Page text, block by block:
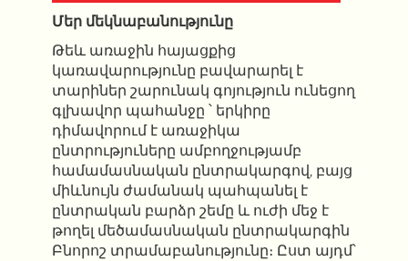
Մեր մեկնաբանությունը
Թեև առաջին հայացքից
կառավարությունը բավարարել է
տարիներ շարունակ գոյություն ունեցող
գլխավոր պահանջը ՝ երկիրը
դիմավորում է առաջիկա
ընտրություները ամբողջությամբ
համամասնական ընտրակարգով, բայց
միևնույն ժամանակ պահպանել է
ընտրական բարձր շեմը և ուժի մեջ է
թողել մեծամասնական ընտրակարգին
Բնորոշ տրամաբանությունը։ Ըստ այդմ՝